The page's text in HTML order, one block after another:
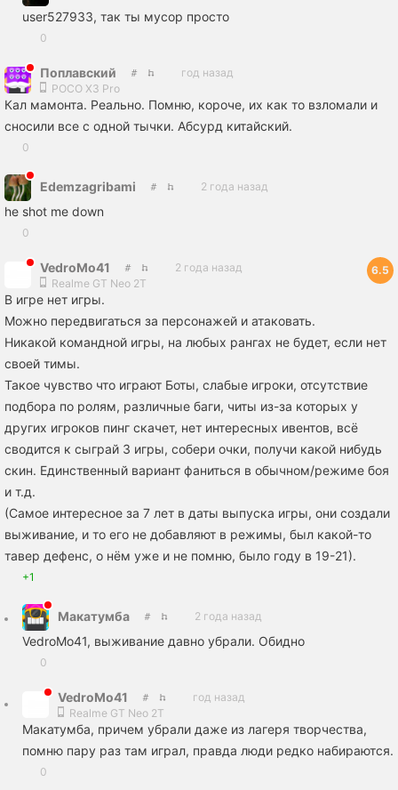
user527933, так ты мусор просто
0
Поплавский
год назад
POCO X3 Pro
Кал мамонта. Реально. Помню, короче, их как то взломали и
сносили все с одной тычки. Абсурд китайский.
0
Edemzagribami 2 года назад
he shot me down
0
VedroMo41
2 года назад
Realme GT Neo 2T
6.5
В игре нет игры.
Можно передвигаться за персонажей и атаковать.
Никакой командной игры, на любых рангах не будет, если нет
своей тимы.
Такое чувство что играют Боты, слабые игроки, отсутствие
подбора по ролям, различные баги, читы из-за которых у
других игроков пинг скачет, нет интересных ивентов, всё
сводится к сыграй 3 игры, собери очки, получи какой нибудь
скин. Единственный вариант фаниться в обычном/режиме боя
и т.д.
(Самое интересное за 7 лет в даты выпуска игры, они создали
выживание, и то его не добавляют в режимы, был какой-то
тавер дефенс, о нём уже и не помню, было году в 19-21).
+1
Макатумба 2 года назад
VedroMo41, выживание давно убрали. Обидно
0
VedroMo41
год назад
Realme GT Neo 2T
Макатумба, причем убрали даже из лагеря творчества,
помню пару раз там играл, правда люди редко набираются.
0